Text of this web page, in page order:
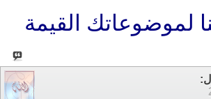
لموضوعاتك القيمة